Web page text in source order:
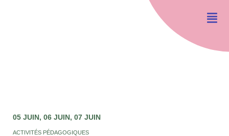
05 JUIN 06 JUIN 07 JUIN
ACTIVITÉS PÉDAGOGIQUES